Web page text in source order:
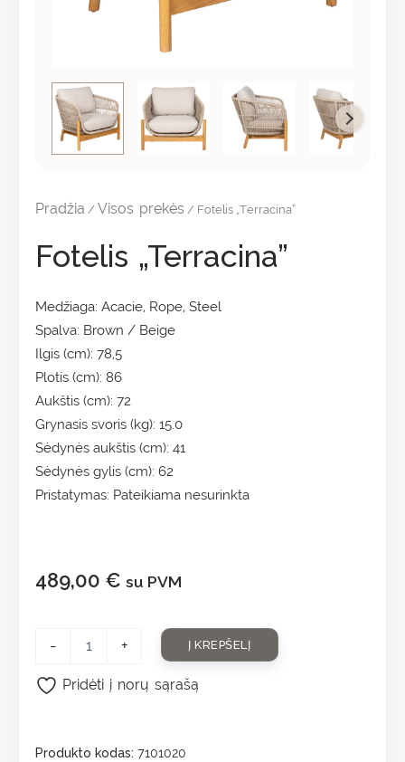
Pradžia /Visos prekės / Fotelis „Terracina”
Fotelis „Terracina”
Medžiaga: Acacie, Rope, Steel
Spalva: Brown / Beige
Ilgis (cm): 78,5
Plotis (cm): 86
Aukštis (cm): 72
Grynasis svoris (kg): 15.0
Sėdynės aukštis (cm): 41
Sėdynės gylis (cm): 62
Pristatymas: Pateikiama nesurinkta
489,00 € su PVM
- + Į KREPŠELĮ
Produkto kodas: 7101020
Pridėti į norų sąrašą